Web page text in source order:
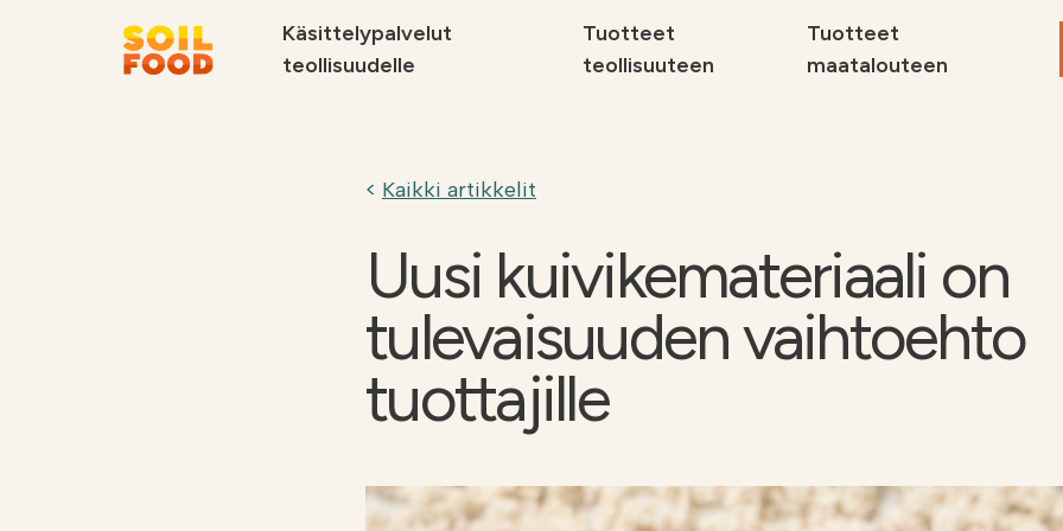
Käsittelypalvelut
teollisuudelle
Tuotteet
teollisuuteen
Tuotteet
maatalouteen
Palvelut
metsäteollisuudelle
Ota yhteyttä
Ota
Kaikki artikkelit
Uusi kuivikemateriaali on
tulevaisuuden vaihtoehto
tuottajille